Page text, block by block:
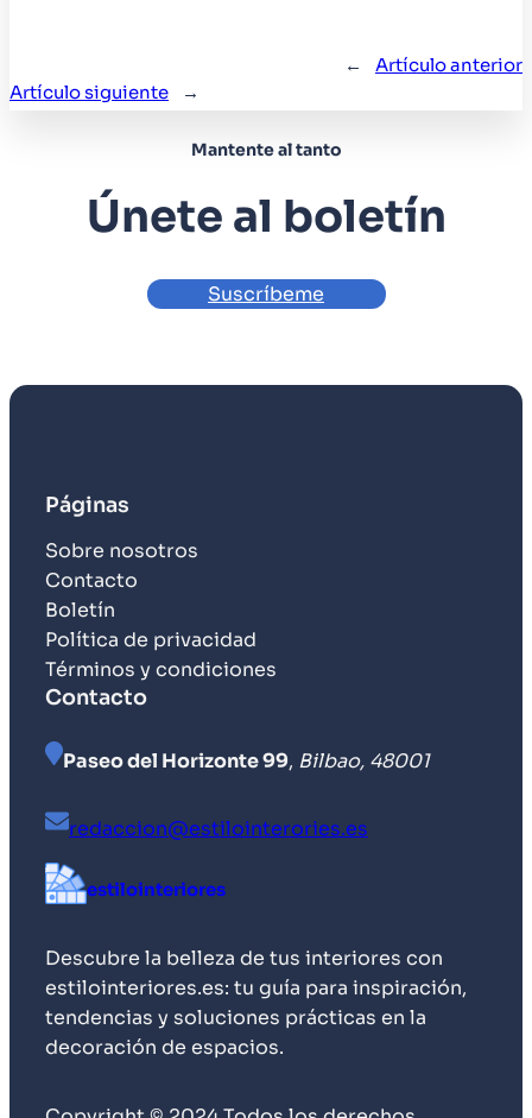
←
Artículo anterior
Artículo siguiente
→
Mantente al tanto
Únete al boletín
Suscríbeme
Páginas
Sobre nosotros
Contacto
Boletín
Política de privacidad
Términos y condiciones
Contacto
Paseo del Horizonte 99, Bilbao, 48001
redaccion@estilointerories.es
estilointeriores
Descubre la belleza de tus interiores con
estilointeriores.es: tu guía para inspiración,
tendencias y soluciones prácticas en la
decoración de espacios.